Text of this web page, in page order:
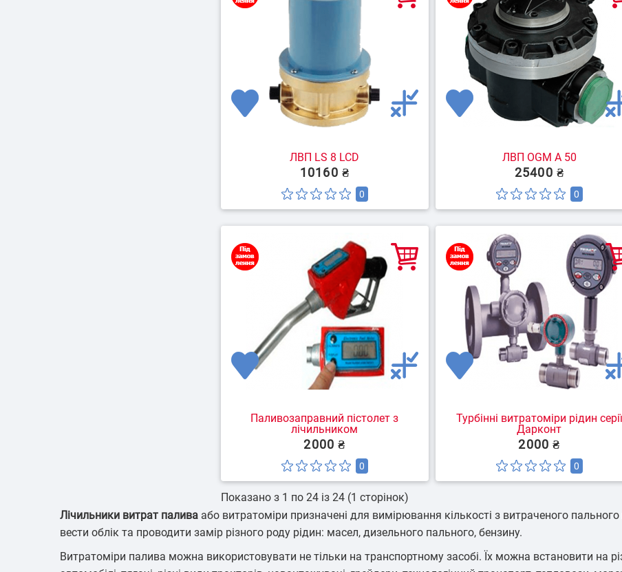
ЛВП LS 8 LCD
10160 ₴
0
ЛВП OGM A 50
25400 ₴
0
Паливозаправний пістолет з
лічильником
2000 ₴
0
Турбінні витратоміри рідин серії
Дарконт
2000 ₴
0
Показано з 1 по 24 із 24 (1 сторінок)
Лічильники витрат палива або витратоміри призначені для вимірювання кількості з витраченого
вести облік та проводити замір різного роду рідин: масел, дизельного пального, бензину.
Витратоміри палива можна використовувати не тільки на транспортному засобі. Їх можна встановити на